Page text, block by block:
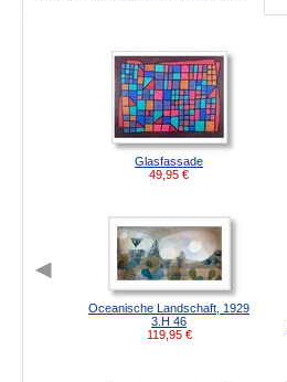
Glasfassade
49,95 €
Oceanische Landschaft, 1929
3.H 46
119,95 €